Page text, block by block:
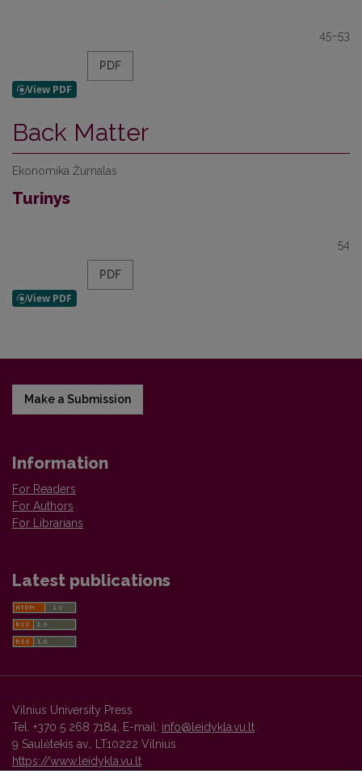
45–53
PDF
Back Matter
Ekonomika Žurnalas
Turinys
54
PDF
Make a Submission
Information
For Readers
For Authors
For Librarians
Latest publications
Vilnius University Press
Tel. +370 5 268 7184, E-mail: info@leidykla.vu.lt
9 Saulėtekis av., LT10222 Vilnius
https://www.leidykla.vu.lt